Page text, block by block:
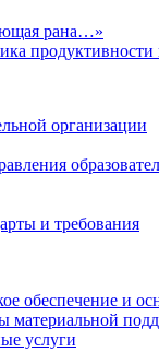
рана…»
организации
и требования
обеспечение и
материальной
услуги